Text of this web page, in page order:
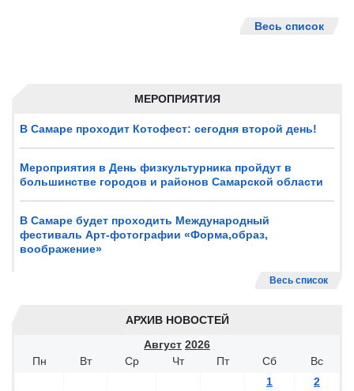
МЕРОПРИЯТИЯ
В Самаре проходит Котофест: сегодня второй день!
Мероприятия в День физкультурника пройдут в
большинстве городов и районов Самарской области
В Самаре будет проходить Международный
фестиваль Арт-фотографии «Форма,образ,
воображение»
Весь список
АРХИВ НОВОСТЕЙ
Август 2026
Пн
Вт Ср Чт Пт Сб
Вс
1
2
Весь список